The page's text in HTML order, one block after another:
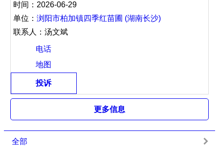
时间：2026-06-29
单位： 浏阳市柏加镇四季红苗圃 (湖南长沙)
联系人：汤文斌
电话
地图
投诉
更多信息
全部